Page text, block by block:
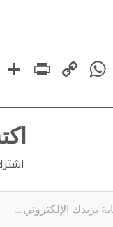
Facebook
Copy